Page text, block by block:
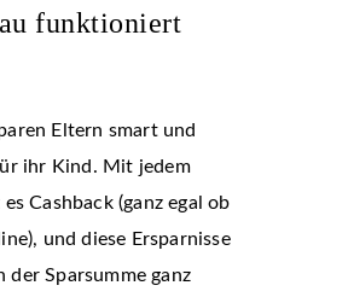
funktioniert
Eltern smart und
ihr Kind. Mit jedem
Cashback (ganz egal ob
und diese Ersparnisse
der Sparsumme ganz